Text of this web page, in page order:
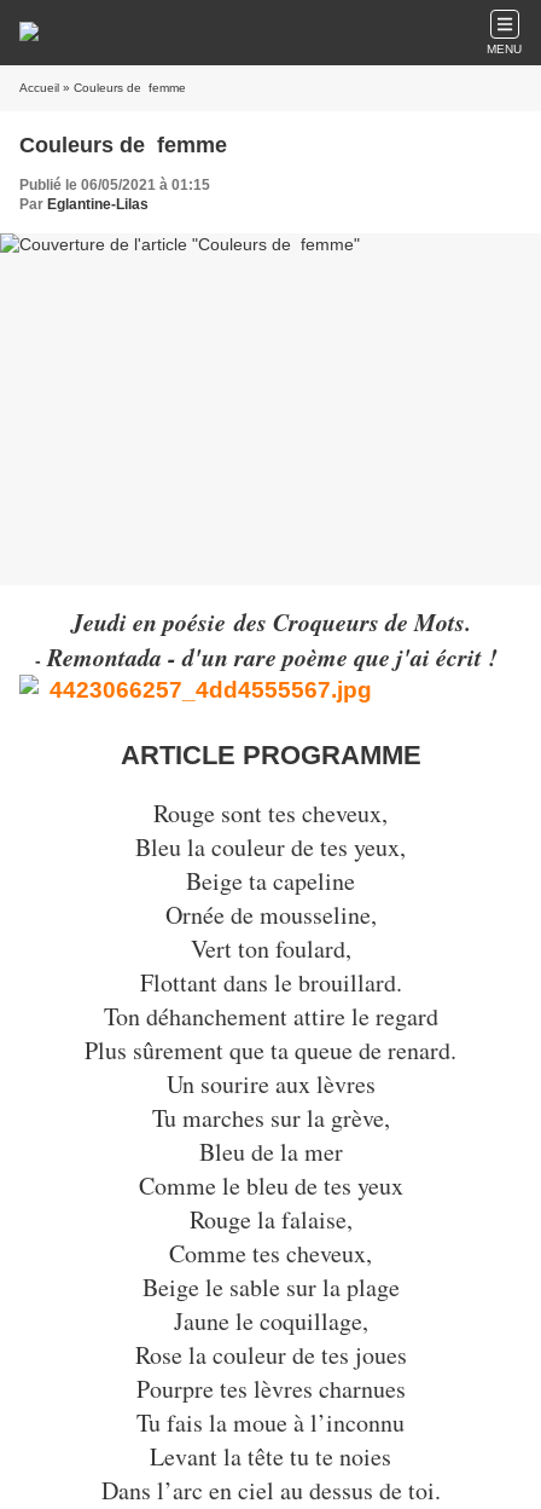
MENU
Accueil » Couleurs de femme
Couleurs de femme
Publié le 06/05/2021 à 01:15
Par Eglantine-Lilas
Jeudi en poésie des Croqueurs de Mots.
- Remontada - d'un rare poème que j'ai écrit !
ARTICLE PROGRAMME
Rouge sont tes cheveux,
Bleu la couleur de tes yeux,
Beige ta capeline
Ornée de mousseline,
Vert ton foulard,
Flottant dans le brouillard.
Ton déhanchement attire le regard
Plus sûrement que ta queue de renard.
Un sourire aux lèvres
Tu marches sur la grève,
Bleu de la mer
Comme le bleu de tes yeux
Rouge la falaise,
Comme tes cheveux,
Beige le sable sur la plage
Jaune le coquillage,
Rose la couleur de tes joues
Pourpre tes lèvres charnues
Tu fais la moue à l’inconnu
Levant la tête tu te noies
Dans l’arc en ciel au dessus de toi.